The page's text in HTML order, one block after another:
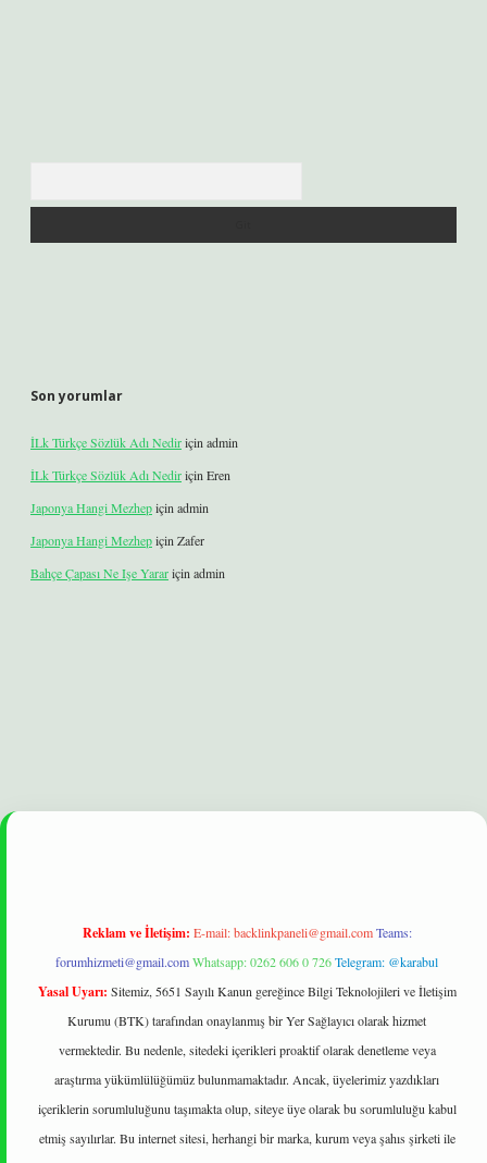
Son yorumlar
İLk Türkçe Sözlük Adı Nediriçin admin
İLk Türkçe Sözlük Adı Nediriçin Eren
Japonya Hangi Mezhepiçin admin
Japonya Hangi Mezhepiçin Zafer
Bahçe Çapası Ne Işe Yarariçin admin
betexper yeni girişilbet
Reklam ve İletişim: E-mail:backlinkpaneli@gmail.com Teams:
forumhizmeti@gmail.comWhatsapp: 0262 606 0 726Telegram: @karabul
Yasal Uyarı: Sitemiz, 5651 Sayılı Kanun gereğince Bilgi Teknolojileri ve İletişim
Kurumu (BTK) tarafından onaylanmış bir Yer Sağlayıcı olarak hizmet
vermektedir. Bu nedenle, sitedeki içerikleri proaktif olarak denetleme veya
araştırma yükümlülüğümüz bulunmamaktadır. Ancak, üyelerimiz yazdıkları
içeriklerin sorumluluğunu taşımakta olup, siteye üye olarak bu sorumluluğu kabul
etmiş sayılırlar. Bu internet sitesi, herhangi bir marka, kurum veya şahıs şirketi ile